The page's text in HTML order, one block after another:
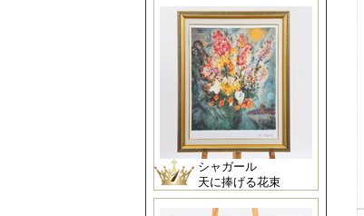
シャガール
天に捧げる花束